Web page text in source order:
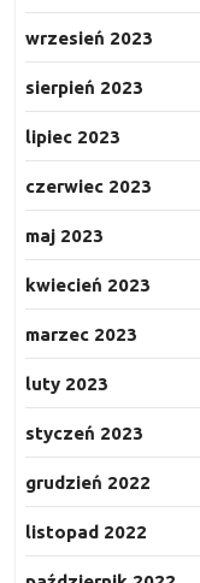
wrzesień 2023
sierpień 2023
lipiec 2023
czerwiec 2023
maj 2023
kwiecień 2023
marzec 2023
luty 2023
styczeń 2023
grudzień 2022
listopad 2022